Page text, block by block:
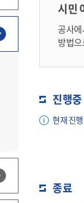
시민
공사에
방법
진행중
현재 진
종료